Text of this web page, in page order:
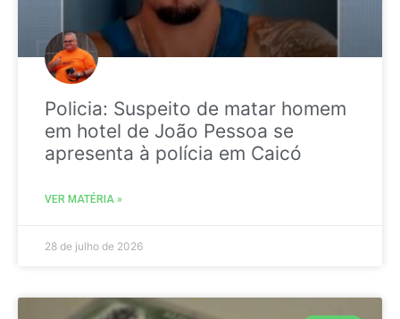
Policia: Suspeito de matar homem
em hotel de João Pessoa se
apresenta à polícia em Caicó
VER MATÉRIA »
28 de julho de 2026